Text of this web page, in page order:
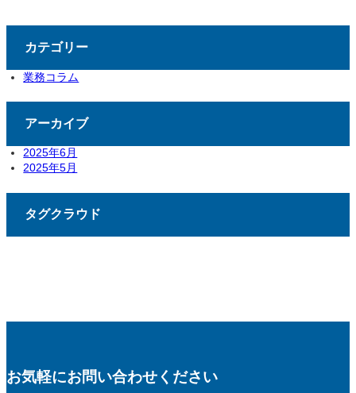
カテゴリー
業務コラム
アーカイブ
2025年6月
2025年5月
タグクラウド
お気軽にお問い合わせください